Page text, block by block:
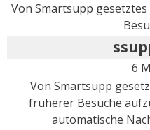
Von Smartsupp
6
Von Smartsupp
früherer Besuche
automatische